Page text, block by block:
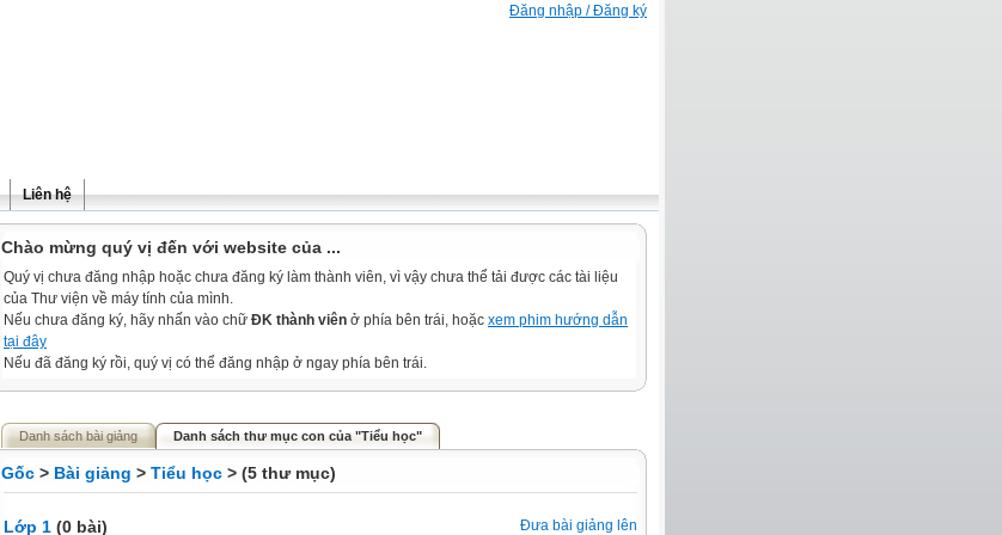
Đăng nhập / Đăng ký
Liên hệ
Chào mừng quý vị đến với website của ...
Quý vị chưa đăng nhập hoặc chưa đăng ký làm thành viên, vì vậy chưa thể tải được các tài liệu
của Thư viện về máy tính của mình.
Nếu chưa đăng ký, hãy nhấn vào chữ ĐK thành viên ở phía bên trái, hoặc xem phim hướng dẫn
tại đây
Nếu đã đăng ký rồi, quý vị có thể đăng nhập ở ngay phía bên trái.
Danh sách bài giảng Danh sách thư mục con của "Tiểu học"
Gốc > Bài giảng > Tiểu học > (5 thư mục)
Đưa bài giảng lên
Lớp 1 (0 bài)